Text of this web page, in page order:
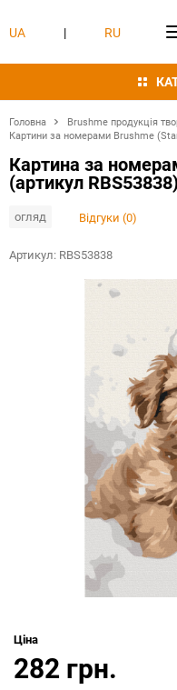
UA | RU
Головна
Brushme продукція
Картини за номерами Brushme
Картина за
(артикул
огляд Відгуки (0)
Артикул: RBS53838
Ціна
282 грн.